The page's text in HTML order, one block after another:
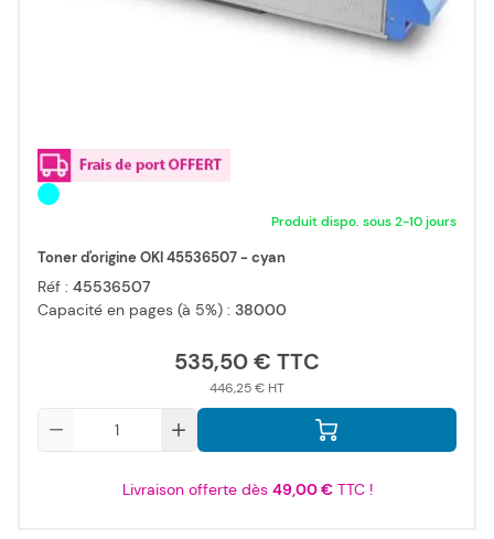
Produit dispo. sous 2-10 jours
Toner d'origine OKI 45536507 - cyan
Réf : 45536507
Capacité en pages (à 5%) : 38000
535,50 €
446,25 €
Livraison offerte dès 49,00 €TTC !